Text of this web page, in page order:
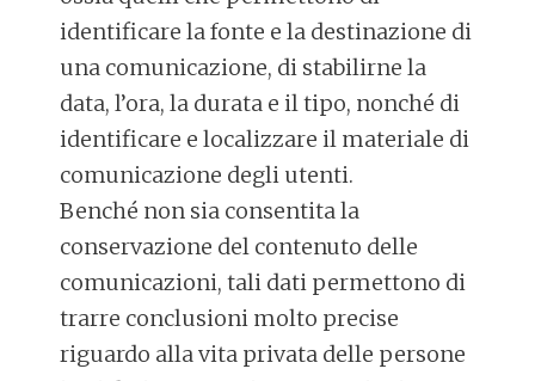
identificare la fonte e la destinazione di
una comunicazione, di stabilirne la
data, l’ora, la durata e il tipo, nonché di
identificare e localizzare il materiale di
comunicazione degli utenti.
Benché non sia consentita la
conservazione del contenuto delle
comunicazioni, tali dati permettono di
trarre conclusioni molto precise
riguardo alla vita privata delle persone